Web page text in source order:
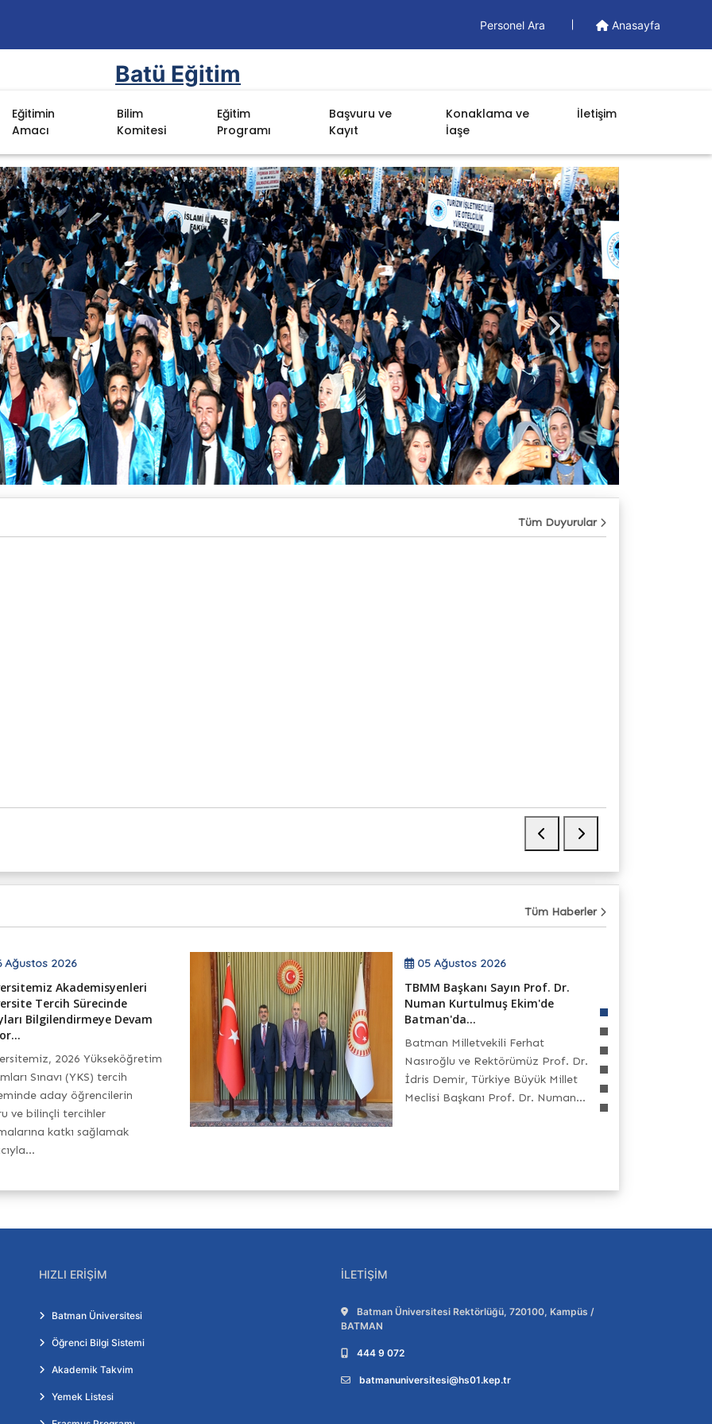
Personel Ara Anasayfa
Batü Eğitim
Eğitimin
Amacı
Bilim
Komitesi
Eğitim
Programı
Başvuru ve
Kayıt
Konaklama ve
İaşe
İletişim
Sonraki
Tüm Duyurular
Tüm Haberler
2026
Akademisyenleri
Tercih Sürecinde
Bilgilendirmeye Devam
2026 Yükseköğretim
Sınavı (YKS) tercih
aday öğrencilerin
ve bilinçli tercihler
katkı sağlamak
05 Ağustos 2026
TBMM Başkanı Sayın Prof. Dr.
Numan Kurtulmuş Ekim'de
Batman'da...
Batman Milletvekili Ferhat
Nasıroğlu ve Rektörümüz Prof. Dr.
İdris Demir, Türkiye Büyük Millet
Meclisi Başkanı Prof. Dr. Numan...
HIZLI ERIŞIM
Batman Üniversitesi
Öğrenci Bilgi Sistemi
Akademik Takvim
Yemek Listesi
İLETIŞIM
Adres:
Batman Üniversitesi Rektörlüğü, 720100, Kampüs /
BATMAN
Telefon:
444 9 072
E-posta:
batmanuniversitesi@hs01.kep.tr